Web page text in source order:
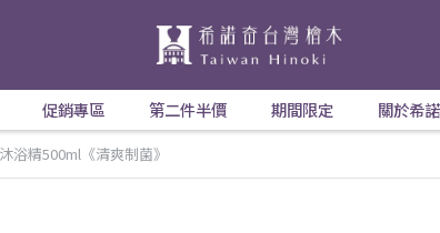
促銷專區 第二件半價 期間限定 關於希
浴精500ml《清爽制菌》